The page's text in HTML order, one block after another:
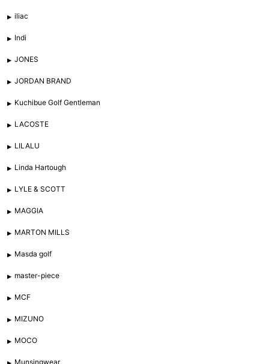
iliac
Indi
JONES
JORDAN BRAND
Kuchibue Golf Gentleman
LACOSTE
LILALU
Linda Hartough
LYLE & SCOTT
MAGGIA
MARTON MILLS
Masda golf
master-piece
MCF
MIZUNO
MOCO
Munsingwear